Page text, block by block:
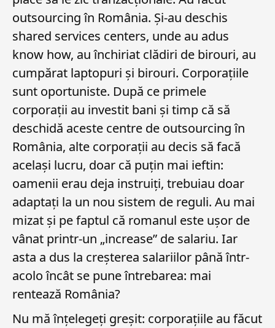
outsourcing în România. Și-au deschis
shared services centers, unde au adus
know how, au închiriat clădiri de birouri, au
cumpărat laptopuri și birouri. Corporațiile
sunt oportuniste. După ce primele
corporații au investit bani și timp că să
deschidă aceste centre de outsourcing în
România, alte corporații au decis să facă
același lucru, doar că puțin mai ieftin:
oamenii erau deja instruiți, trebuiau doar
adaptați la un nou sistem de reguli. Au mai
mizat și pe faptul că romanul este ușor de
vânat printr-un „increase” de salariu. Iar
asta a dus la creșterea salariilor până într-
acolo încât se pune întrebarea: mai
rentează România?
Nu mă înțelegeți greșit: corporațiile au făcut